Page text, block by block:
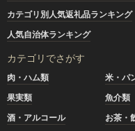
カテゴリ別人気返礼品ランキング
人気自治体ランキング
カテゴリでさがす
肉・ハム類 米・パ
果実類
魚介類
酒・アルコール
お茶・